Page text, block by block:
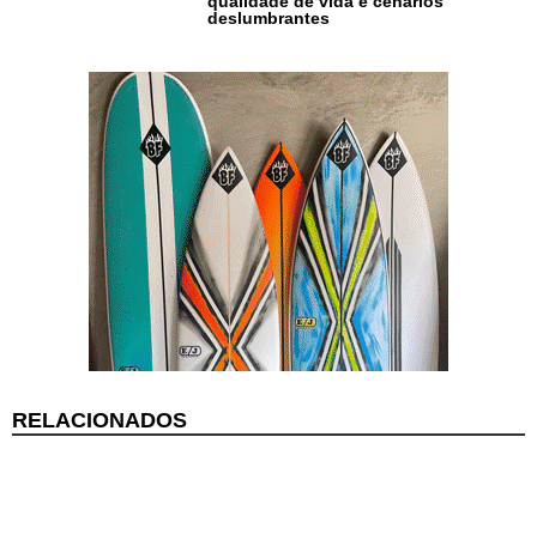
Cotidiano
Comunidade
Acontece no
RN
Comércio e
Pipa
deslumbrantes
RELACIONADOS